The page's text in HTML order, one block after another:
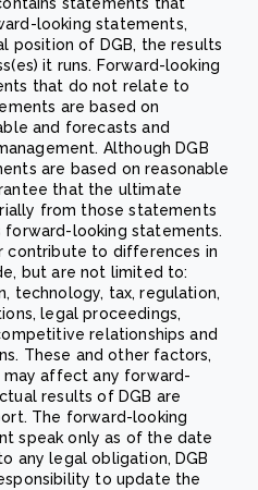
statements that
looking statements,
position of DGB, the results
it runs. Forward-looking
that do not relate to
are based on
and forecasts and
Although DGB
are based on reasonable
that the ultimate
from those statements
looking statements.
contribute to differences in
but are not limited to:
technology, tax, regulation,
legal proceedings,
relationships and
These and other factors,
may affect any forward-
results of DGB are
The forward-looking
speak only as of the date
any legal obligation, DGB
to update the